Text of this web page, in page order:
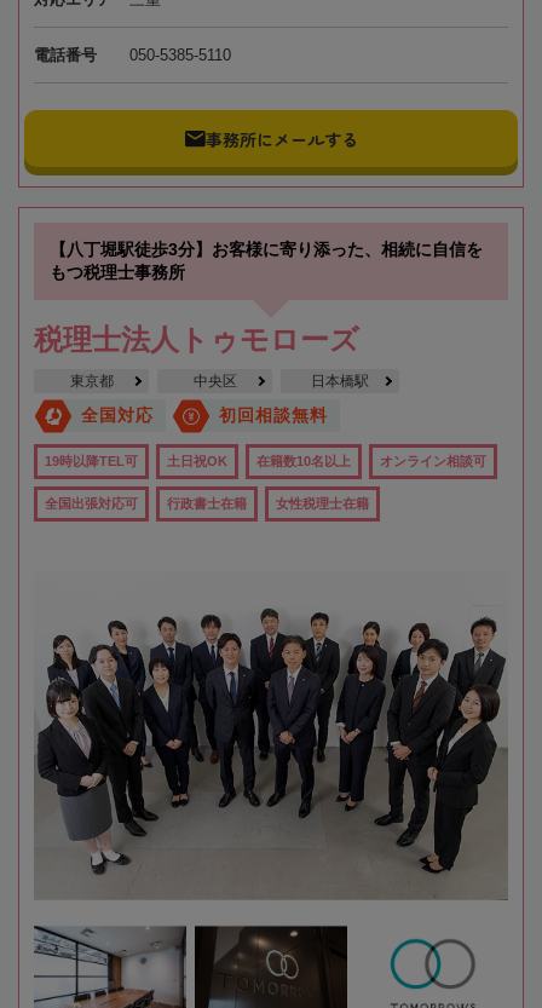
電話番号 050-5385-5110
事務所にメールする
【八丁堀駅徒歩3分】お客様に寄り添った、相続に自信を
もつ税理士事務所
税理士法人トゥモローズ
東京都 中央区 日本橋駅
全国対応 初回相談無料
19時以降TEL可 土日祝OK 在籍数10名以上 オンライン相談可
全国出張対応可 行政書士在籍 女性税理士在籍